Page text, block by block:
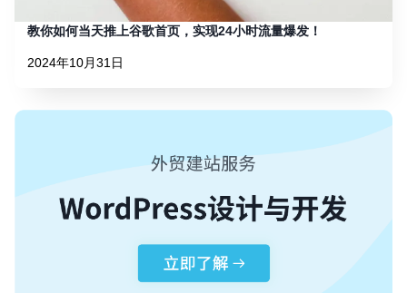
教你如何当天推上谷歌首页，实现24小时流量爆发！
2024年10月31日